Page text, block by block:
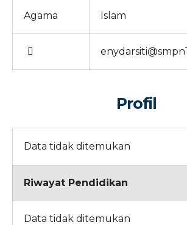
Agama Islam
Profil
Data tidak ditemukan
Riwayat Pendidikan
Data tidak ditemukan